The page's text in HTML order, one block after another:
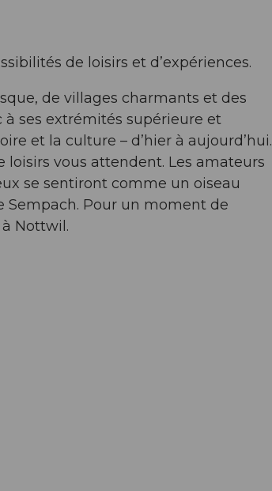
de loisirs et d’expériences.
de villages charmants et des
ses extrémités supérieure et
et la culture – d’hier à aujourd’hui.
loisirs vous attendent. Les amateurs
se sentiront comme un oiseau
Sempach. Pour un moment de
Nottwil.